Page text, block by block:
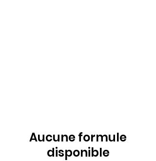
Aucune formule
disponible